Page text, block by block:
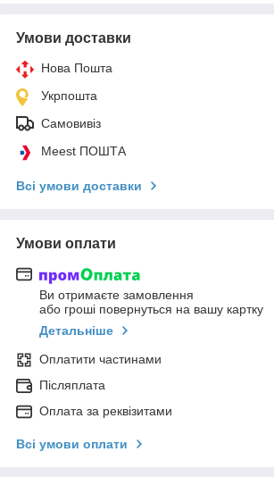
Умови доставки
Нова Пошта
Укрпошта
Самовивіз
Meest ПОШТА
Всі умови доставки
Умови оплати
Ви отримаєте замовлення
або гроші повернуться на вашу картку
Детальніше
Оплатити частинами
Післяплата
Оплата за реквізитами
Всі умови оплати